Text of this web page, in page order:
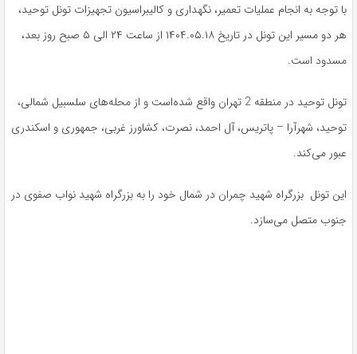
با توجه به انجام عملیات تعمیر، نگهداری و کالیبراسیون تجهیزات تونل‌ توحید،
هر دو مسیر این تونل در تاریخ ۱۴۰۴.۰۵.۱۸ از ساعت ۲۴ الی ۵ صبح روز بعد،
مسدود است.
تونل توحید در منطقه 2 تهران واقع شده‌است و از محله‌های سلسبیل شمالی،
توحید، شهرآرا – پاتریس، آل احمد، نصرت، کشاورز غربی، جمهوری و اسکندری
عبور می‌کند.
این تونل بزرگراه شهید چمران در شمال خود را به بزرگراه شهید نواب صفوی در
جنوب متصل می‌سازد.